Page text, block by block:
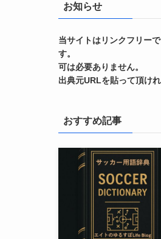
お知らせ
当サイトはリンクフリーで
す。 リンク
可は必要ありません
出典元URLを貼って頂け
おすすめ記事